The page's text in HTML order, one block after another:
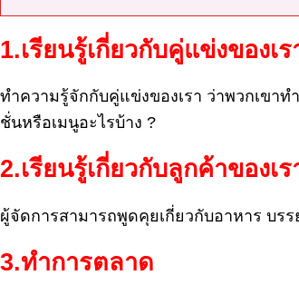
1.เรียนรู้เกี่ยวกับคู่แข่งของเร
ทำความรู้จักกับคู่แข่งของเรา ว่าพวกเขาท
ชั่นหรือเมนูอะไรบ้าง ?
2.เรียนรู้เกี่ยวกับลูกค้าของเร
ผู้จัดการสามารถพูดคุยเกี่ยวกับอาหาร บร
3.ทำการตลาด